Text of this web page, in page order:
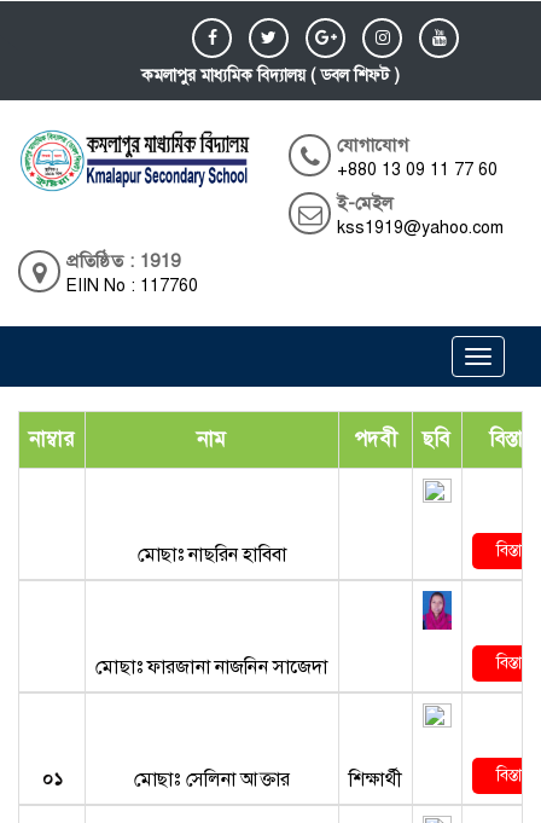
কমলাপুর মাধ্যমিক বিদ্যালয় ( ডবল শিফট )
যোগাযোগ
+880 13 09 11 77 60
ই-মেইল
kss1919@yahoo.com
প্রতিষ্ঠিত : 1919
EIIN No : 117760
Toggle
নাম্বার নাম পদবী ছবি
মোছাঃ নাছরিন হাবিবা
মোছাঃ ফারজানা নাজনিন সাজেদা
০১ মোছাঃ সেলিনা আক্তার শিক্ষার্থী